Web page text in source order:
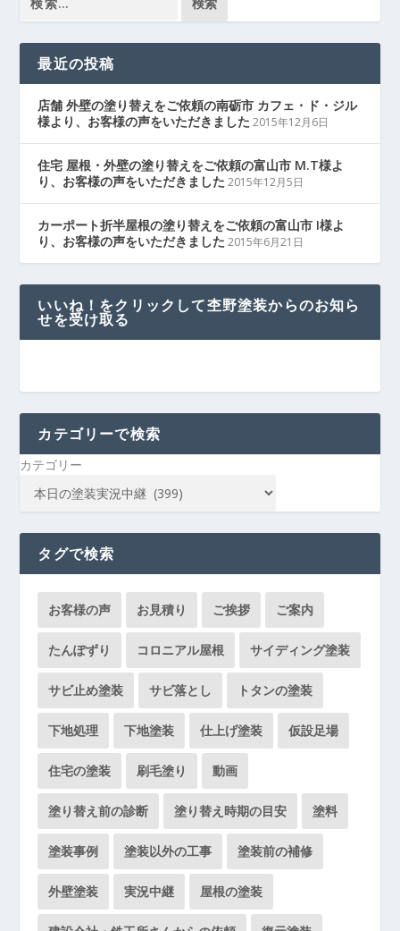
最近の投稿
店舗 外壁の塗り替えをご依頼の南砺市 カフェ・ド・ジル
様より、お客様の声をいただきました 2015年12月6日
住宅 屋根・外壁の塗り替えをご依頼の富山市 M.T様よ
り、お客様の声をいただきました 2015年12月5日
カーポート折半屋根の塗り替えをご依頼の富山市 I様よ
り、お客様の声をいただきました 2015年6月21日
いいね！をクリックして杢野塗装からのお知ら
せを受け取る
カテゴリーで検索
カテゴリー
タグで検索
お客様の声 お見積り ご挨拶 ご案内
たんぽずり コロニアル屋根 サイディング塗装
サビ止め塗装 サビ落とし トタンの塗装
下地処理 下地塗装 仕上げ塗装 仮設足場
住宅の塗装 刷毛塗り 動画
塗り替え前の診断 塗り替え時期の目安 塗料
塗装事例 塗装以外の工事 塗装前の補修
外壁塗装 実況中継 屋根の塗装